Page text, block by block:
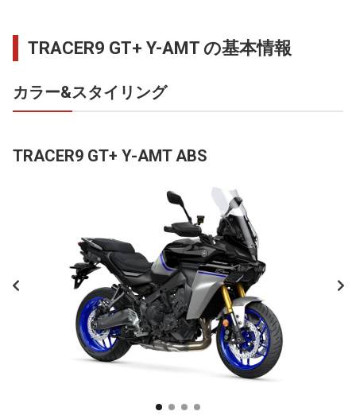
TRACER9 GT+ Y-AMT の基本情報
カラー&スタイリング
TRACER9 GT+ Y-AMT ABS